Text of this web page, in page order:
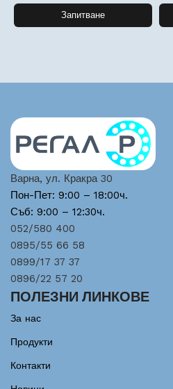
Запитване
Варна, ул. Кракра 30
Пон-Пет: 9:00 – 18:00ч.
Съб: 9:00 – 12:30ч.
052/580 400
0895/55 66 58
0899/17 37 37
0896/22 57 20
ПОЛЕЗНИ ЛИНКОВЕ
За нас
Продукти
Контакти